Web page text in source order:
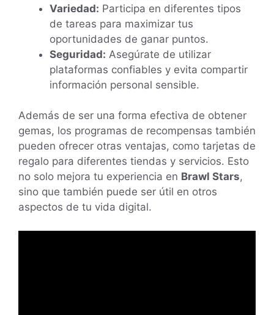
Variedad: Participa en diferentes tipos
de tareas para maximizar tus
oportunidades de ganar puntos.
Seguridad: Asegúrate de utilizar
plataformas confiables y evita compartir
información personal sensible.
Además de ser una forma efectiva de obtener
gemas, los programas de recompensas también
pueden ofrecer otras ventajas, como tarjetas de
regalo para diferentes tiendas y servicios. Esto
no solo mejora tu experiencia en Brawl Stars,
sino que también puede ser útil en otros
aspectos de tu vida digital.